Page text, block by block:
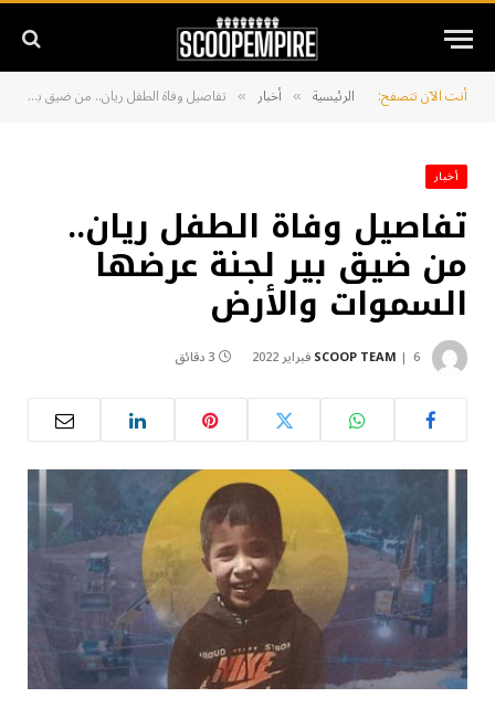
أنت الآن تتصفح: الرئيسية » أخبار » تفاصيل وفاة الطفل ريان.. من ضيق بير لجنة عرضها السموات والأرض
أخبار
تفاصيل وفاة الطفل ريان..
من ضيق بير لجنة عرضها
السموات والأرض
SCOOP TEAM 6 فبراير 2022 3 دقائق